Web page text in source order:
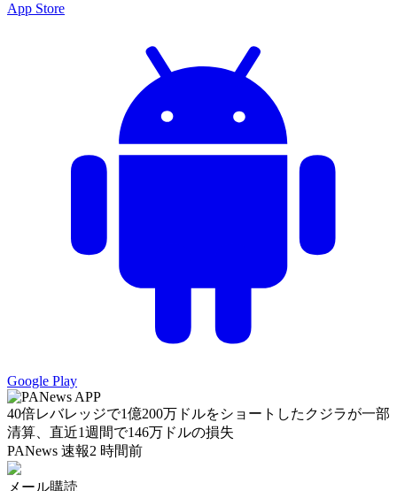
App Store
Google Play
40倍レバレッジで1億200万ドルをショートしたクジラが一部
清算、直近1週間で146万ドルの損失
PANews 速報2 時間前
メール購読